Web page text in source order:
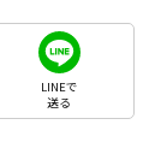
LINEで
送る